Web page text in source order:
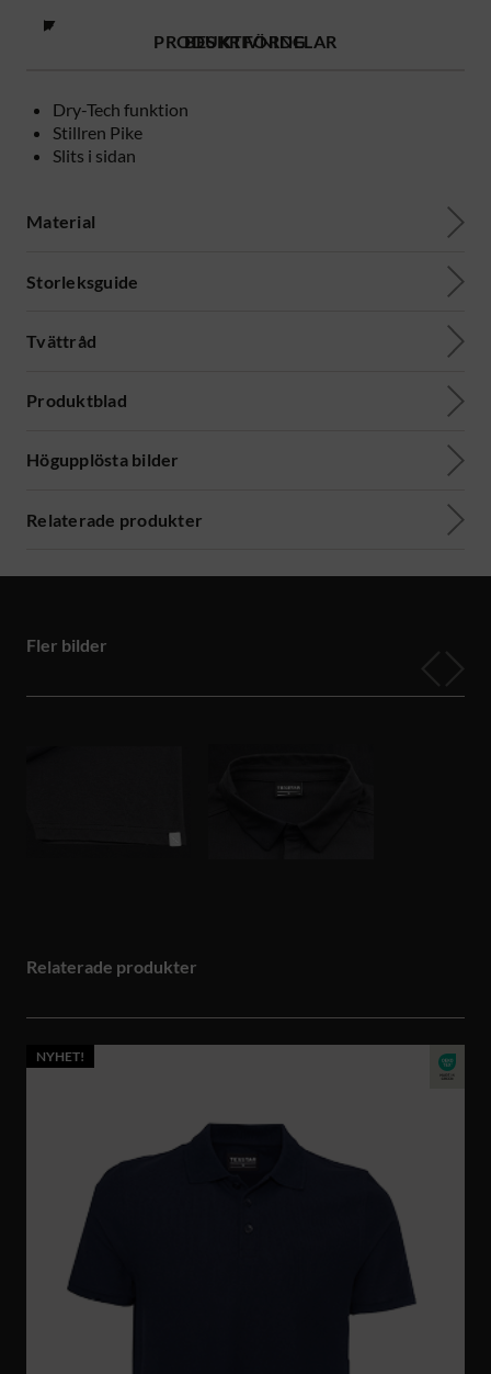
PRODUKTFÖRDELAR
Dry-Tech funktion
Stillren Pike
Slits i sidan
BESKRIVNING
Material
Storleksguide
Tvättråd
Produktblad
Högupplösta bilder
Relaterade produkter
Fler bilder
Relaterade produkter
NYHET!